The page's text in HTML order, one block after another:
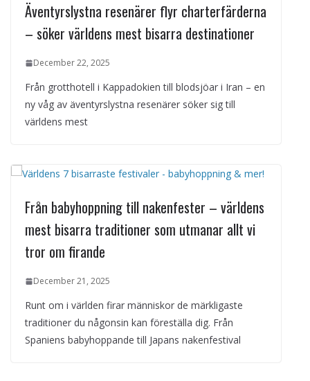
Äventyrslystna resenärer flyr charterfärderna
– söker världens mest bisarra destinationer
December 22, 2025
Från grotthotell i Kappadokien till blodsjöar i Iran – en
ny våg av äventyrslystna resenärer söker sig till
världens mest
Från babyhoppning till nakenfester – världens
mest bisarra traditioner som utmanar allt vi
tror om firande
December 21, 2025
Runt om i världen firar människor de märkligaste
traditioner du någonsin kan föreställa dig. Från
Spaniens babyhoppande till Japans nakenfestival